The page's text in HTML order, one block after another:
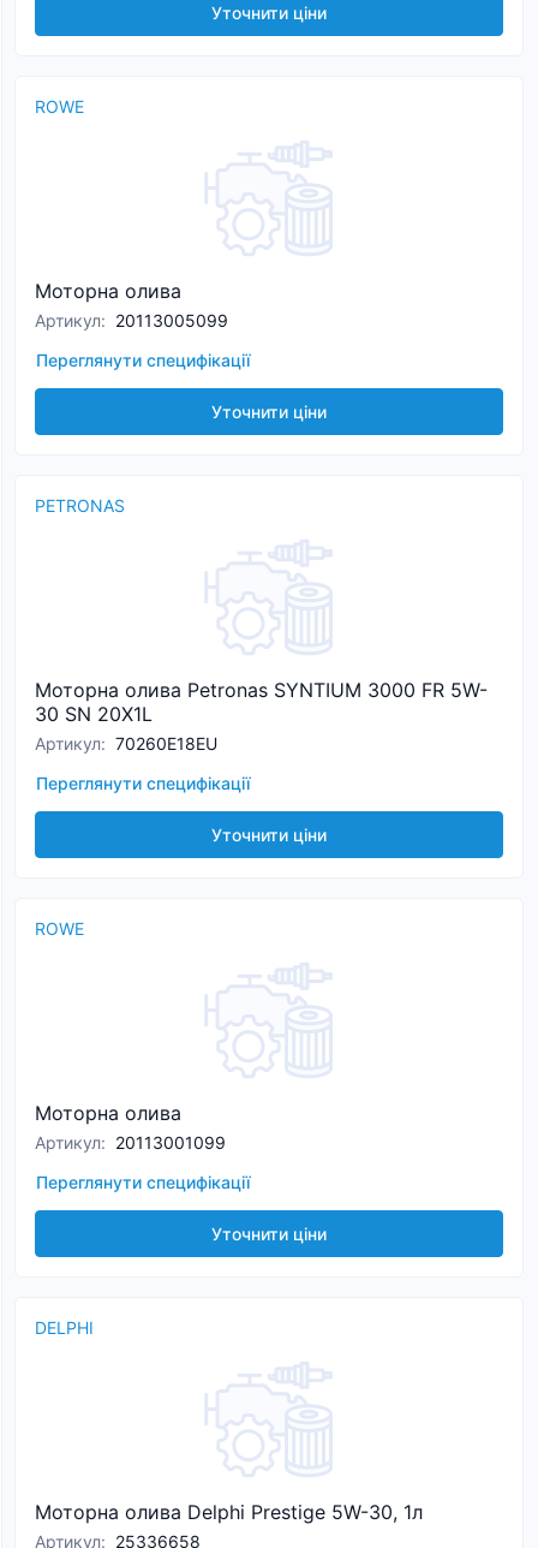
Уточнити ціни
ROWE
Моторна олива
Артикул: 20113005099
Переглянути специфікації
Уточнити ціни
PETRONAS
Моторна олива Petronas SYNTIUM 3000 FR 5W-
30 SN 20X1L
Артикул: 70260E18EU
Переглянути специфікації
Уточнити ціни
ROWE
Моторна олива
Артикул: 20113001099
Переглянути специфікації
Уточнити ціни
DELPHI
Моторна олива Delphi Prestige 5W-30, 1л
Артикул: 25336658